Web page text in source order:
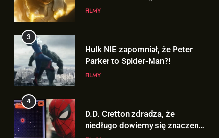
Parker to Spider-Man?!
4
D.D. Cretton zdradza, że
niedługo dowiemy się znaczenia
sceny po napisach „SPIDER-
5
Kolejne informacje o roli
Lokiego w „AVENGERS: